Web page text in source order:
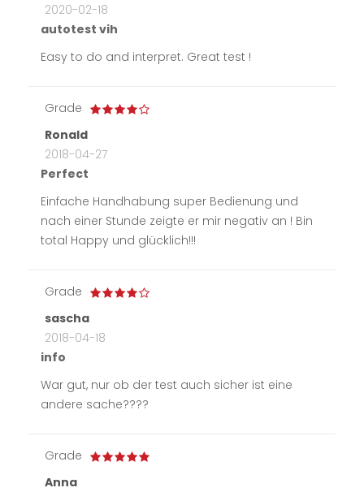
2020-02-18
autotest vih
Easy to do and interpret. Great test !
Grade
Ronald
2018-04-27
Perfect
Einfache Handhabung super Bedienung und
nach einer Stunde zeigte er mir negativ an ! Bin
total Happy und glücklich!!!
Grade
sascha
2018-04-18
info
War gut, nur ob der test auch sicher ist eine
andere sache????
Grade
Anna